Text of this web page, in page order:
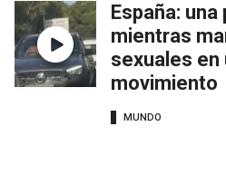
España:
mientras
sexuales en
movimiento
MUNDO